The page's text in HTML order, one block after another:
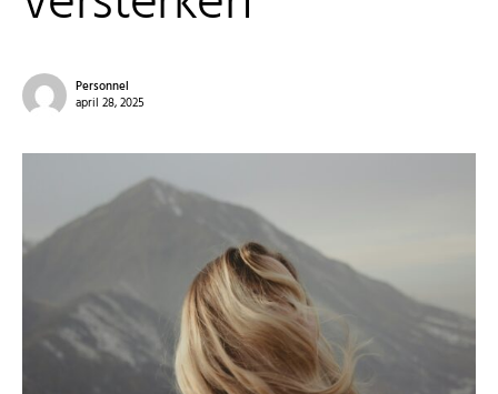
Personnel
april 28, 2025